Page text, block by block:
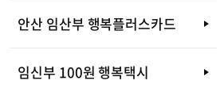
안산 임산부 행복플러스카드
임신부 100원 행복택시